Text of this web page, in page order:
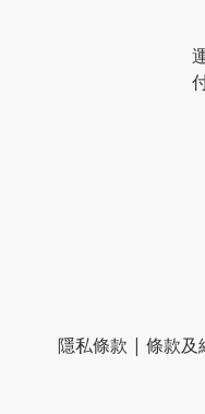
隱私條款 | 條款